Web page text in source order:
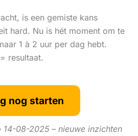
is een gemiste kans
hard. Nu is hét moment om te
1 à 2 uur per dag hebt.
resultaat.
nog starten
14-08-2025 – nieuwe inzichten